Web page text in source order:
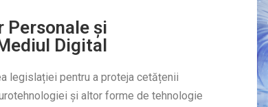
Personale și
Digital
pentru a proteja cetățenii
și altor forme de tehnologie